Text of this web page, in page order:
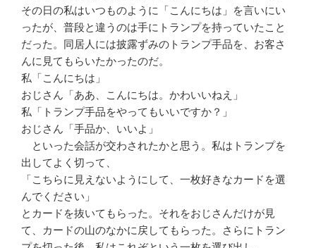
その日の私はいつものように「こんにちは」を言いにい
ったが、普段と違うのは手にトランプを持っていたこと
だった。同居人には披露ずみのトランプ手品を、お客さ
んに見てもらいたかったのだ。
私「こんにちは」
おじさん「ああ、こんにちは。かわいいねえ」
私「トランプ手品をやってもいいですか？」
おじさん「手品か、いいよ」
といった会話が交わされたかと思う。私はトランプを
出してよく切って、
「こちらに見えないようにして、一枚好きなカードを選
んでください」
とカードを抜いてもらった。それをおじさんだけが見
て、カードの山のなかに戻してもらった。さらにトラン